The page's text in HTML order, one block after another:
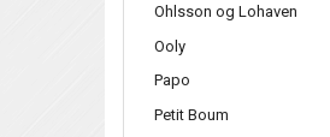
Ohlsson og Lohaven
Ooly
Papo
Petit Boum